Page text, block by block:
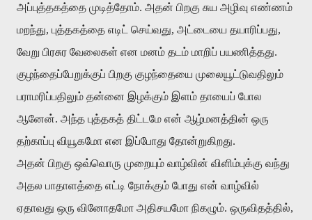
அப்புத்தகத்தை முடித்தோம். அதன் பிறகு சுய அழிவு எண்ணம்
மறந்து, புத்தகத்தை எடிட் செய்வது, அட்டையை தயாரிப்பது,
வேறு பிரசுர வேலைகள் என மனம் தடம் மாறிப் பயணித்தது.
குழந்தைப்பேறுக்குப் பிறகு குழந்தையை முலையூட்டுவதிலும்
பராமரிப்பதிலும் தன்னை இழக்கும் இளம் தாயைப் போல
ஆனேன். அந்த புத்தகத் திட்டமே என் ஆழ்மனத்தின் ஒரு
தற்காப்பு வியூகமோ என இப்போது தோன்றுகிறது.
அதன் பிறகு ஒவ்வொரு முறையும் வாழ்வின் விளிம்புக்கு வந்து
அதல பாதாளத்தை எட்டி நோக்கும் போது என் வாழ்வில்
ஏதாவது ஒரு வினோதமோ அதிசயமோ நிகழும். ஒருவிதத்தில்,